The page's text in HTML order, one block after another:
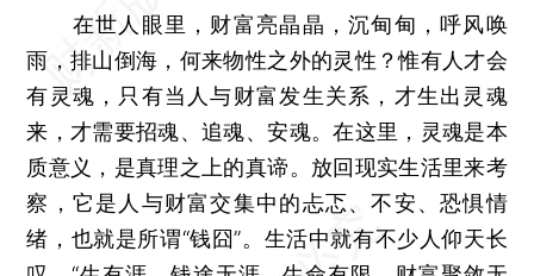
在世人眼里，财富亮晶晶，沉甸甸，呼风唤
雨，排山倒海，何来物性之外的灵性？惟有人才会
有灵魂，只有当人与财富发生关系，才生出灵魂
来，才需要招魂、追魂、安魂。在这里，灵魂是本
质意义，是真理之上的真谛。放回现实生活里来考
察，它是人与财富交集中的忐忑、不安、恐惧情
绪，也就是所谓“钱囧”。生活中就有不少人仰天长